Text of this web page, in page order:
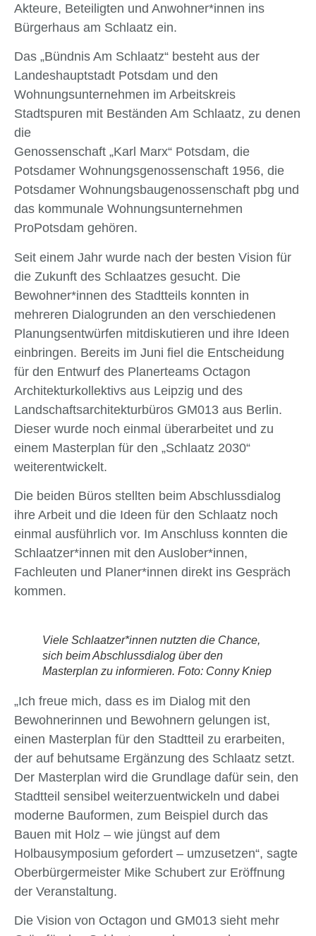
Akteure, Beteiligten und Anwohner*innen ins
Bürgerhaus am Schlaatz ein.
Das „Bündnis Am Schlaatz“ besteht aus der
Landeshauptstadt Potsdam und den
Wohnungsunternehmen im Arbeitskreis
Stadtspuren mit Beständen Am Schlaatz, zu denen
die
Genossenschaft „Karl Marx“ Potsdam, die
Potsdamer Wohnungsgenossenschaft 1956, die
Potsdamer Wohnungsbaugenossenschaft pbg und
das kommunale Wohnungsunternehmen
ProPotsdam gehören.
Seit einem Jahr wurde nach der besten Vision für
die Zukunft des Schlaatzes gesucht. Die
Bewohner*innen des Stadtteils konnten in
mehreren Dialogrunden an den verschiedenen
Planungsentwürfen mitdiskutieren und ihre Ideen
einbringen. Bereits im Juni fiel die Entscheidung
für den Entwurf des Planerteams Octagon
Architekturkollektivs aus Leipzig und des
Landschaftsarchitekturbüros GM013 aus Berlin.
Dieser wurde noch einmal überarbeitet und zu
einem Masterplan für den „Schlaatz 2030“
weiterentwickelt.
Die beiden Büros stellten beim Abschlussdialog
ihre Arbeit und die Ideen für den Schlaatz noch
einmal ausführlich vor. Im Anschluss konnten die
Schlaatzer*innen mit den Auslober*innen,
Fachleuten und Planer*innen direkt ins Gespräch
kommen.
Viele Schlaatzer*innen nutzten die Chance,
sich beim Abschlussdialog über den
Masterplan zu informieren. Foto: Conny Kniep
„Ich freue mich, dass es im Dialog mit den
Bewohnerinnen und Bewohnern gelungen ist,
einen Masterplan für den Stadtteil zu erarbeiten,
der auf behutsame Ergänzung des Schlaatz setzt.
Der Masterplan wird die Grundlage dafür sein, den
Stadtteil sensibel weiterzuentwickeln und dabei
moderne Bauformen, zum Beispiel durch das
Bauen mit Holz – wie jüngst auf dem
Holbausymposium gefordert – umzusetzen“, sagte
Oberbürgermeister Mike Schubert zur Eröffnung
der Veranstaltung.
Die Vision von Octagon und GM013 sieht mehr